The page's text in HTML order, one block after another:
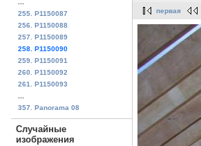
...
255. P1150087
256. P1150088
257. P1150089
258. P1150090
259. P1150091
260. P1150092
261. P1150093
...
357. Panorama 08
Случайные
изображения
первая